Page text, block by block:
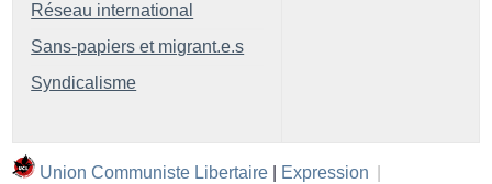
Réseau international
Sans-papiers et migrant.e.s
Syndicalisme
Union Communiste Libertaire Expression